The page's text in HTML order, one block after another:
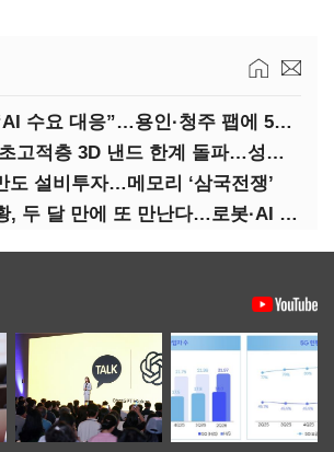
SK하이닉스 “AI 수요 대응”…용인·청주 팹에 54조 투자
삼전-포스텍, 초고적층 3D 낸드 한계 돌파…성능·전력효율 개선
도 설비투자…메모리 ‘삼국전쟁’
구광모-젠슨 황, 두 달 만에 또 만난다…로봇·AI 등 논의